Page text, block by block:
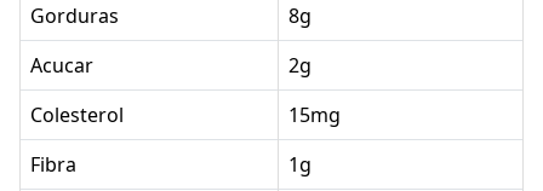
Gorduras
8g
Acucar
2g
Colesterol
15mg
Fibra
1g